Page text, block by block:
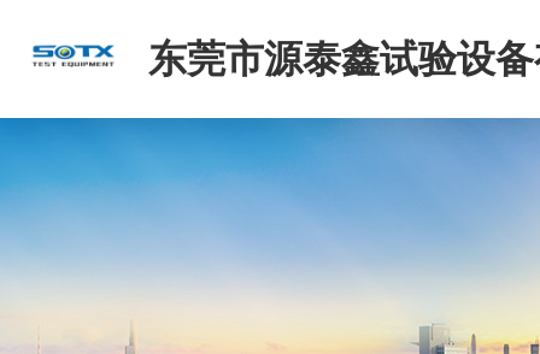
东莞市源泰鑫试验设
司